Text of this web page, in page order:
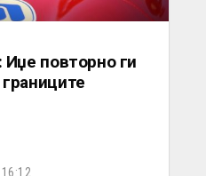
Иџе повторно ги
16:12